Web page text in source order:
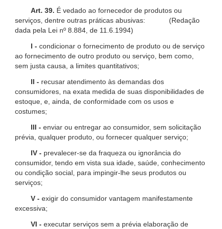
Art. 39. É vedado ao fornecedor de produtos ou
serviços, dentre outras práticas abusivas: (Redação
dada pela Lei nº 8.884, de 11.6.1994)
I - condicionar o fornecimento de produto ou de serviço
ao fornecimento de outro produto ou serviço, bem como,
sem justa causa, a limites quantitativos;
II - recusar atendimento às demandas dos
consumidores, na exata medida de suas disponibilidades de
estoque, e, ainda, de conformidade com os usos e
costumes;
III - enviar ou entregar ao consumidor, sem solicitação
prévia, qualquer produto, ou fornecer qualquer serviço;
IV - prevalecer-se da fraqueza ou ignorância do
consumidor, tendo em vista sua idade, saúde, conhecimento
ou condição social, para impingir-lhe seus produtos ou
serviços;
V - exigir do consumidor vantagem manifestamente
excessiva;
VI - executar serviços sem a prévia elaboração de